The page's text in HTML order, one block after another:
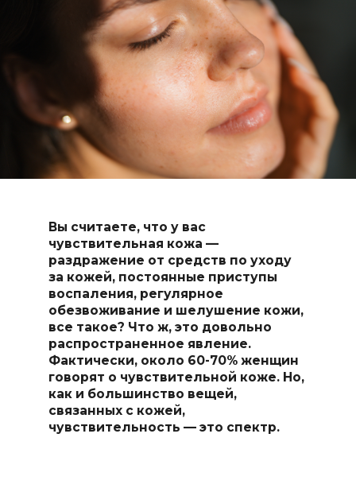
Вы считаете, что у вас
чувствительная кожа —
раздражение от средств по уходу
за кожей, постоянные приступы
воспаления, регулярное
обезвоживание и шелушение кожи,
все такое? Что ж, это довольно
распространенное явление.
Фактически, около 60-70% женщин
говорят о чувствительной коже. Но,
как и большинство вещей,
связанных с кожей,
чувствительность — это спектр.